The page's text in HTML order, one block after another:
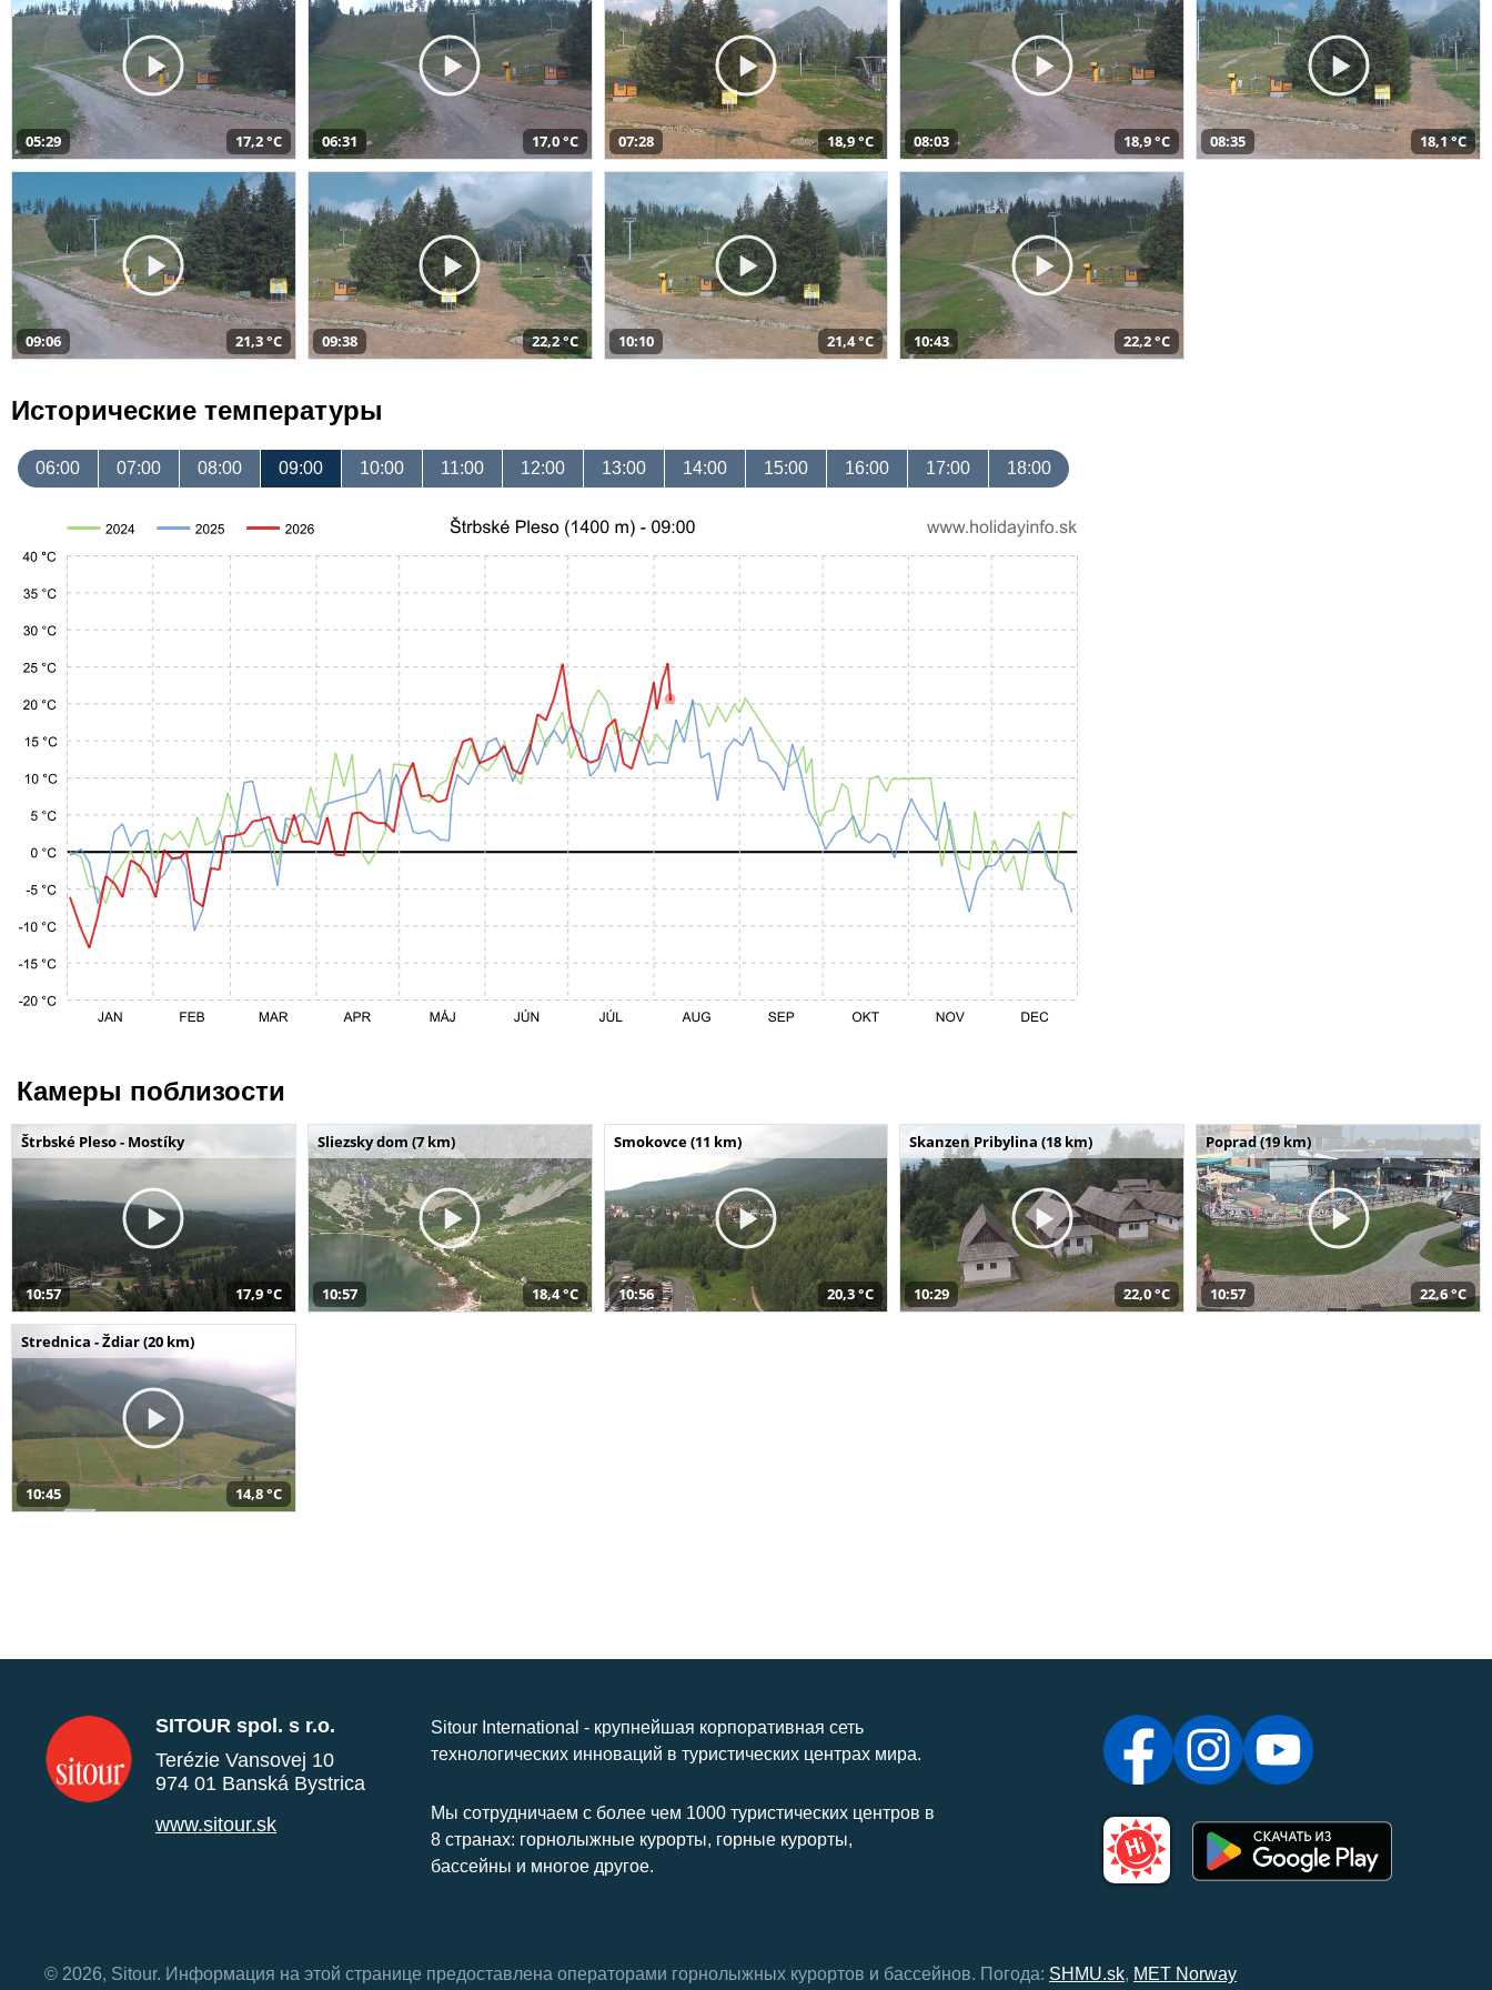
05:29 17,2 °C 06:31 17,0 °C 07:28 18,9 °C 08:03 18,9 °C 08:35 18,1 °C
09:06 21,3 °C 09:38 22,2 °C 10:10 21,4 °C 10:43 22,2 °C
Исторические температуры
06:00 07:00 08:00 09:00 10:00 11:00 12:00 13:00 14:00 15:00 16:00 17:00 18:00
Камеры поблизости
Štrbské Pleso - Mostíky
10:57 17,9 °C
Sliezsky dom (7 km)
10:57 18,4 °C
Smokovce (11 km)
10:56 20,3 °C
Skanzen Pribylina (18 km)
10:29 22,0 °C
Poprad (19 km)
10:57 22,6 °C
Strednica - Ždiar (20 km)
10:45 14,8 °C
SITOUR spol. s r.o.
Terézie Vansovej 10
974 01 Banská Bystrica
www.sitour.sk
Sitour International - крупнейшая корпоративная сеть
технологических инноваций в туристических центрах мира.
Мы сотрудничаем с более чем 1000 туристических центров в
8 странах: горнолыжные курорты, горные курорты,
бассейны и многое другое.
© 2026, Sitour. Информация на этой странице предоставлена ​​операторами горнолыжных курортов и бассейнов. Погода: SHMU.sk, MET Norway